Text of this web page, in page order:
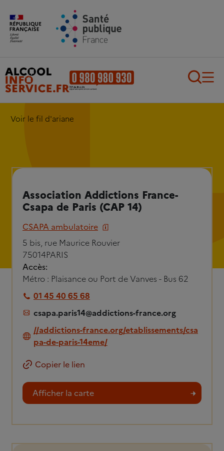
Aller au contenu principal
Voir le fil d'ariane
Association Addictions France-
Csapa de Paris (CAP 14)
CSAPA ambulatoire
5 bis, rue Maurice Rouvier
75014PARIS
Accès:
Métro : Plaisance ou Port de Vanves - Bus 62
01 45 40 65 68
csapa.paris14@addictions-france.org
//addictions-france.org/etablissements/csa
pa-de-paris-14eme/
Copier le lien
Afficher la carte